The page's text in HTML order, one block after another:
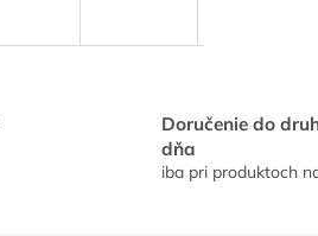
Doručenie do
dňa
iba pri produktoch